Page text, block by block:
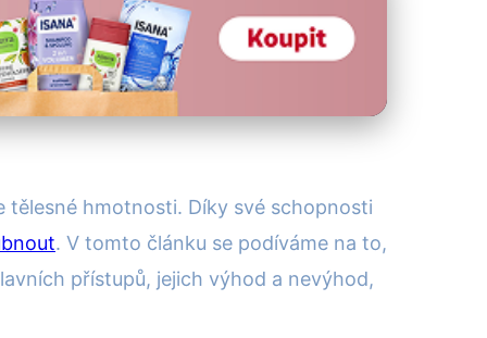
Kompletní
tělesné hmotnosti. Díky své schopnosti
. V tomto článku se podíváme na to,
přístupů, jejich výhod a nevýhod,